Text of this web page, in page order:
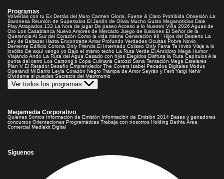
Programas
Volverías con tu Ex Detrás del Muro Carmen Gloria, Fuerte & Claro Prohibida Obsesión La
Baronesa Reunión de Superados El Jardín de Olivia Mucho Gusto Meganoticias Dale
PlayAtrapados 133 La hora de jugar De paseoAcceso a lo Nuestro Viña 2026 Aguas de
Oro Los Casablanca Nuevo Amores de Mercado Juego de ilusiones El Señor de la
Querencia Al Sur del Corazón Como la vida misma Generación 98 ' Hijos del Desierto La
Ley de Baltazar Hasta Encontrarte Amar Profundo Verdades Ocultas Pobre Novio
Demente Edificio Corona Only Friends El Internado Coliseo Only Fama Te Invito Viaje a lo
insólito De aquí vengo yo Bajo el mismo techo La Ruta Verde El Antídoto Mega Humor
Viajando Ando La Ruta del Agua Casado con hijos Elegidos Disfruta la Ruta CapítulosA la
punta del cerro Los Carsong's Copa Culinaria Carozzi Sana Tentación Mega Estelares
Plan V El Retador Desafío Emprendedor The Covers Isabel Pecados Digitales Modus
Operandi Mi Barrio Leyla Corazón Negro Trampa de Amor Seyrán y Ferit Yargi Nehir
Olvídame si puedes Secretos del Matrimonio
Ver todos los programas
Megamedia Corporativo
Quienes Somos Información de Emisión Información de Emisión 2014 Bases y ganadores
concursos Orientaciones Programáticas Trabaja con nosotros Holding Bethia Área
Comercial Mediakit Digital
Síguenos